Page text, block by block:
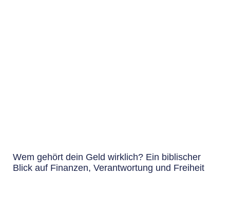
Wem gehört dein Geld wirklich? Ein biblischer
Blick auf Finanzen, Verantwortung und Freiheit